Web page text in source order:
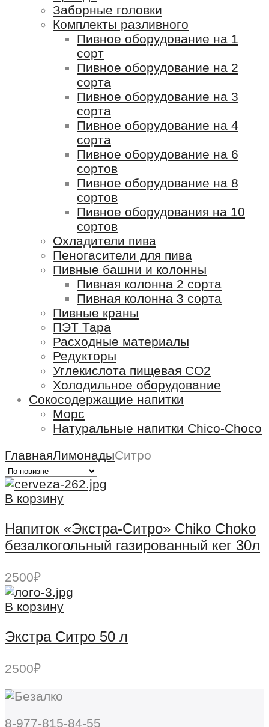
Заборные головки
Комплекты разливного
Пивное оборудование на 1
сорт
Пивное оборудование на 2
сорта
Пивное оборудование на 3
сорта
Пивное оборудование на 4
сорта
Пивное оборудование на 6
сортов
Пивное оборудование на 8
сортов
Пивное оборудования на 10
сортов
Охладители пива
Пеногасители для пива
Пивные башни и колонны
Пивная колонна 2 сорта
Пивная колонна 3 сорта
Пивные краны
ПЭТ Тара
Расходные материалы
Редукторы
Углекислота пищевая СО2
Холодильное оборудование
Сокосодержащие напитки
Морс
Натуральные напитки Chico-Chоco
ГлавнаяЛимонадыСитро
В корзину
Напиток «Экстра-Ситро» Chiko Choko
безалкогольный газированный кег 30л
2500₽
В корзину
Экстра Ситро 50 л
2500₽
8-977-815-84-55